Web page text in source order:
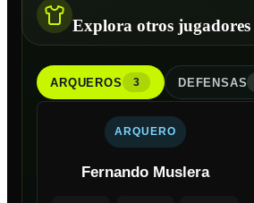
Explora otros
ARQUEROS 3 DEFENSAS
ARQUERO
Fernando Muslera